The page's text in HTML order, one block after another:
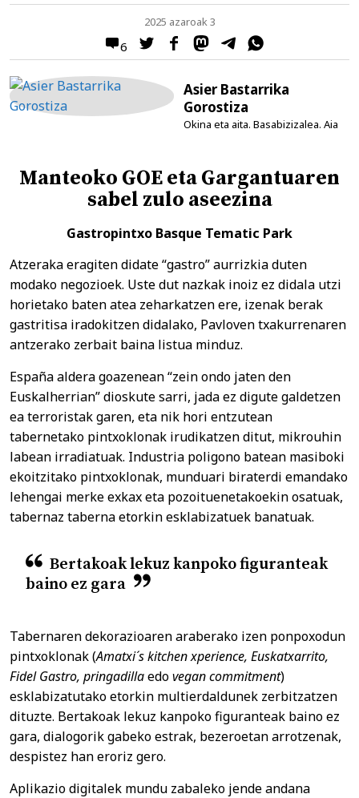
6
2025 azaroak 3
Asier Bastarrika
Gorostiza
Okina eta aita. Basabizizalea. Aia
Manteoko GOE eta Gargantuaren
sabel zulo aseezina
Gastropintxo Basque Tematic Park
Atzeraka eragiten didate “gastro” aurrizkia duten
modako negozioek. Uste dut nazkak inoiz ez didala utzi
horietako baten atea zeharkatzen ere, izenak berak
gastritisa iradokitzen didalako, Pavloven txakurrenaren
antzerako zerbait baina listua minduz.
España aldera goazenean “zein ondo jaten den
Euskalherrian” dioskute sarri, jada ez digute galdetzen
ea terroristak garen, eta nik hori entzutean
tabernetako pintxoklonak irudikatzen ditut, mikrouhin
labean irradiatuak. Industria poligono batean masiboki
ekoitzitako pintxoklonak, munduari biraterdi emandako
lehengai merke exkax eta pozoituenetakoekin osatuak,
tabernaz taberna etorkin esklabizatuek banatuak.
Bertakoak lekuz kanpoko figuranteak
baino ez gara
Tabernaren dekorazioaren araberako izen ponpoxodun
pintxoklonak (Amatxi´s kitchen xperience, Euskatxarrito,
Fidel Gastro, pringadillaedovegan commitment)
esklabizatutako etorkin multierdaldunek zerbitzatzen
dituzte. Bertakoak lekuz kanpoko figuranteak baino ez
gara, dialogorik gabeko estrak, bezeroetan arrotzenak,
despistez han eroriz gero.
Aplikazio digitalek mundu zabaleko jende andana